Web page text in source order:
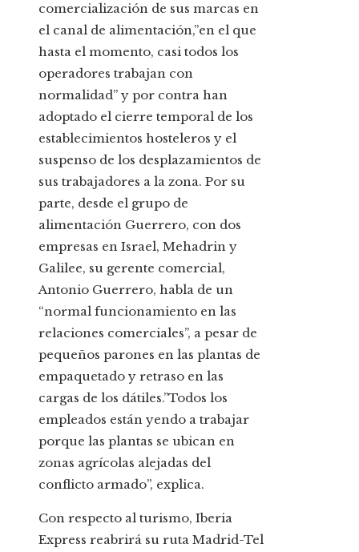
comercialización de sus marcas en
el canal de alimentación,”en el que
hasta el momento, casi todos los
operadores trabajan con
normalidad” y por contra han
adoptado el cierre temporal de los
establecimientos hosteleros y el
suspenso de los desplazamientos de
sus trabajadores a la zona. Por su
parte, desde el grupo de
alimentación Guerrero, con dos
empresas en Israel, Mehadrin y
Galilee, su gerente comercial,
Antonio Guerrero, habla de un
“normal funcionamiento en las
relaciones comerciales”, a pesar de
pequeños parones en las plantas de
empaquetado y retraso en las
cargas de los dátiles.”Todos los
empleados están yendo a trabajar
porque las plantas se ubican en
zonas agrícolas alejadas del
conflicto armado”, explica.
Con respecto al turismo, Iberia
Express reabrirá su ruta Madrid-Tel